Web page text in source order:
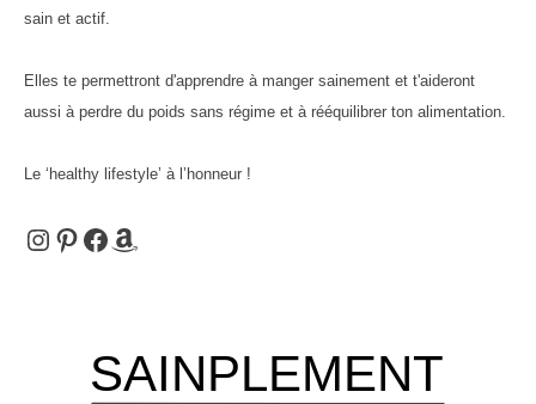
publications
sain et actif.
Elles te permettront d'apprendre à manger sainement et t'aideront
aussi à perdre du poids sans régime et à rééquilibrer ton alimentation.
Le ‘healthy lifestyle’ à l’honneur !
Instagram
Pinterest
Facebook
Amazon
SAINPLEMENT